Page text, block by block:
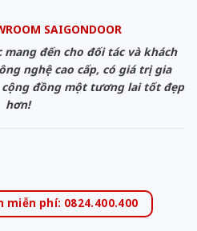
SAIGONDOOR
mang đến cho đối tác và khách
nghệ cao cấp, có giá trị gia
đồng một tương lai tốt đẹp
hơn!
miễn phí: 0824.400.400